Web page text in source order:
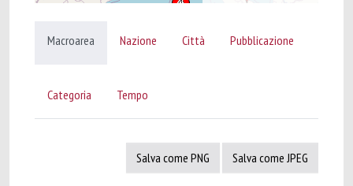
Macroarea Nazione Città Pubblicazione
Categoria Tempo
Salva come PNG Salva come JPEG